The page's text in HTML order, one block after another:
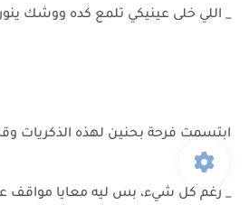
_ اللي خلى عينيكي تلمع كده ووشك
ابتسمت فرحة بحنين لهذه الذكريات
_ رغم كل شيء، بس ليه معايا مواقف